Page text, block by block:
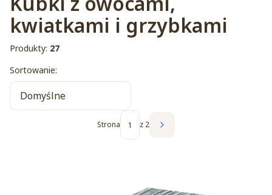
kwiatkami i grzybkami
Produkty: 27
Lista produktów
Sortowanie:
Domyślne
Strona z 2 Następne produkty